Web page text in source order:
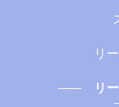
リ
リ